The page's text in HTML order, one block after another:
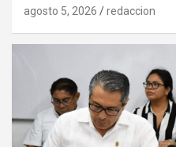
agosto 5, 2026 redaccion